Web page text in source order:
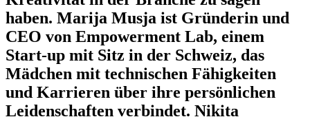
haben. Marija Musja ist Gründerin und
CEO von Empowerment Lab, einem
Start-up mit Sitz in der Schweiz, das
Mädchen mit technischen Fähigkeiten
und Karrieren über ihre persönlichen
Leidenschaften verbindet. Nikita